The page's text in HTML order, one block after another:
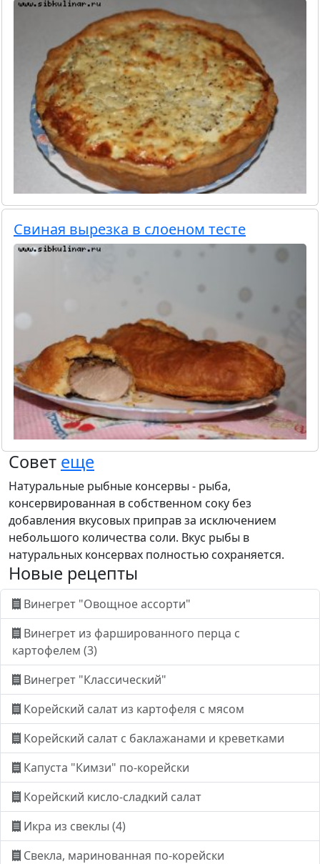
Свиная вырезка в слоеном тесте
Совет еще
Натуральные рыбные консервы - рыба,
консервированная в собственном соку без
добавления вкусовых приправ за исключением
небольшого количества соли. Вкус рыбы в
натуральных консервах полностью сохраняется.
Новые рецепты
Винегрет "Овощное ассорти"
Винегрет из фаршированного перца с
картофелем (3)
Винегрет "Классический"
Корейский салат из картофеля с мясом
Корейский салат с баклажанами и креветками
Капуста "Кимзи" по-корейски
Корейский кисло-сладкий салат
Икра из свеклы (4)
Свекла, маринованная по-корейски